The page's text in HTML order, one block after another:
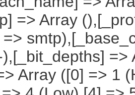
=> Array
Array ([0] => 1